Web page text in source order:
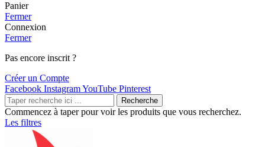
Panier
Fermer
Connexion
Fermer
Pas encore inscrit ?
Créer un Compte
Facebook InstagramYouTube Pinterest
Recherche
Commencez à taper pour voir les produits que vous recherchez.
Les filtres